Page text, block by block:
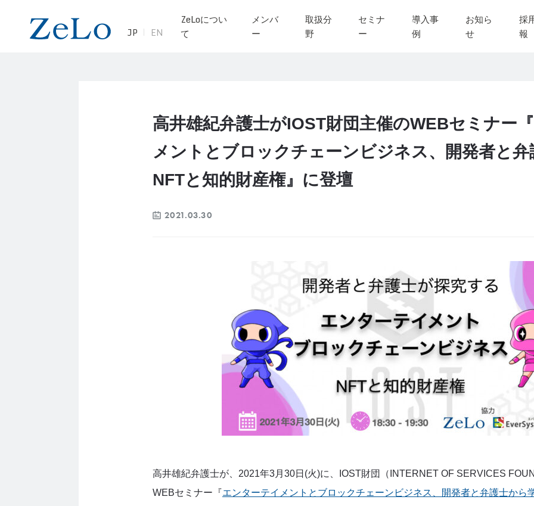
JP EN
ZeLoについ
て
メンバ
ー
取扱分
野
セミナ
ー
導入事
例
お知ら
せ
採
報
高井雄紀弁護士がIOST財団主催のWEBセミナー
メントとブロックチェーンビジネス、開発者と
NFTと知的財産権』に登壇
2021.03.30
高井雄紀弁護士が、2021年3月30日(火)に、IOST財団（INTERNET OF SERVICES
WEBセミナー『エンターテイメントとブロックチェーンビジネス、開発者と弁護士から